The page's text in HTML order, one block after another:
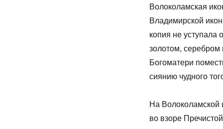
Волоколамская
Владимирской
копия не
золотом, серебром
Богоматери
сиянию чудного
На Волоколамской
во взоре